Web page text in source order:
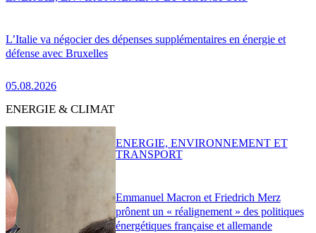
L’Italie va négocier des dépenses supplémentaires en énergie et
défense avec Bruxelles
05.08.2026
ENERGIE & CLIMAT
Emmanuel Macron et Friedrich Merz
prônent un « réalignement » des politiques
énergétiques française et allemande
ENERGIE, ENVIRONNEMENT ET
TRANSPORT